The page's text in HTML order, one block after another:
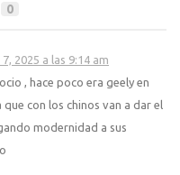
0
2025 a las 9:14 am
, hace poco era geely en
con los chinos van a dar el
modernidad a sus